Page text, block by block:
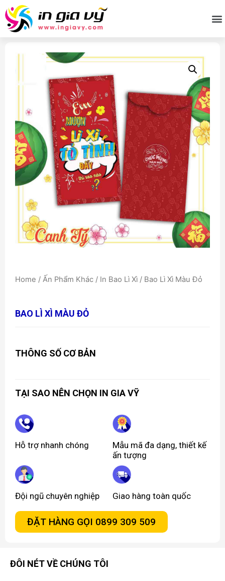
Home / Ấn Phẩm Khác / In Bao Lì Xì / Bao Lì Xì Màu Đỏ
BAO LÌ XÌ MÀU ĐỎ
THÔNG SỐ CƠ BẢN
TẠI SAO NÊN CHỌN IN GIA VỸ
Hỗ trợ nhanh chóng
Mẫu mã đa dạng, thiết kế
ấn tượng
Đội ngũ chuyên nghiệp Giao hàng toàn quốc
ĐẶT HÀNG GỌI 0899 309 509
ĐÔI NÉT VỀ CHÚNG TÔI